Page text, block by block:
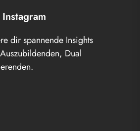
dir spannende Insights
Dual